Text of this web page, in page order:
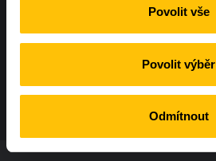
Povolit vše
Povolit výběr
Odmítnout
info@workoutland.cz